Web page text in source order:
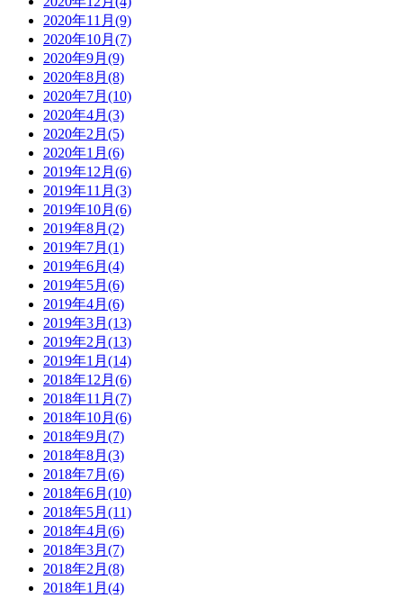
2020年11月(9)
2020年10月(7)
2020年9月(9)
2020年8月(8)
2020年7月(10)
2020年4月(3)
2020年2月(5)
2020年1月(6)
2019年12月(6)
2019年11月(3)
2019年10月(6)
2019年8月(2)
2019年7月(1)
2019年6月(4)
2019年5月(6)
2019年4月(6)
2019年3月(13)
2019年2月(13)
2019年1月(14)
2018年12月(6)
2018年11月(7)
2018年10月(6)
2018年9月(7)
2018年8月(3)
2018年7月(6)
2018年6月(10)
2018年5月(11)
2018年4月(6)
2018年3月(7)
2018年2月(8)
2018年1月(4)